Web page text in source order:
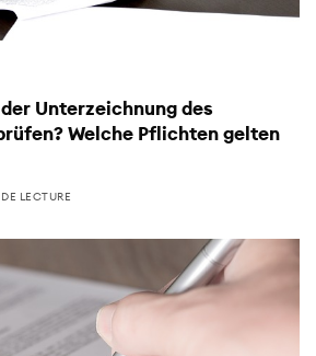
Unterzeichnung des
Welche Pflichten gelten
LECTURE